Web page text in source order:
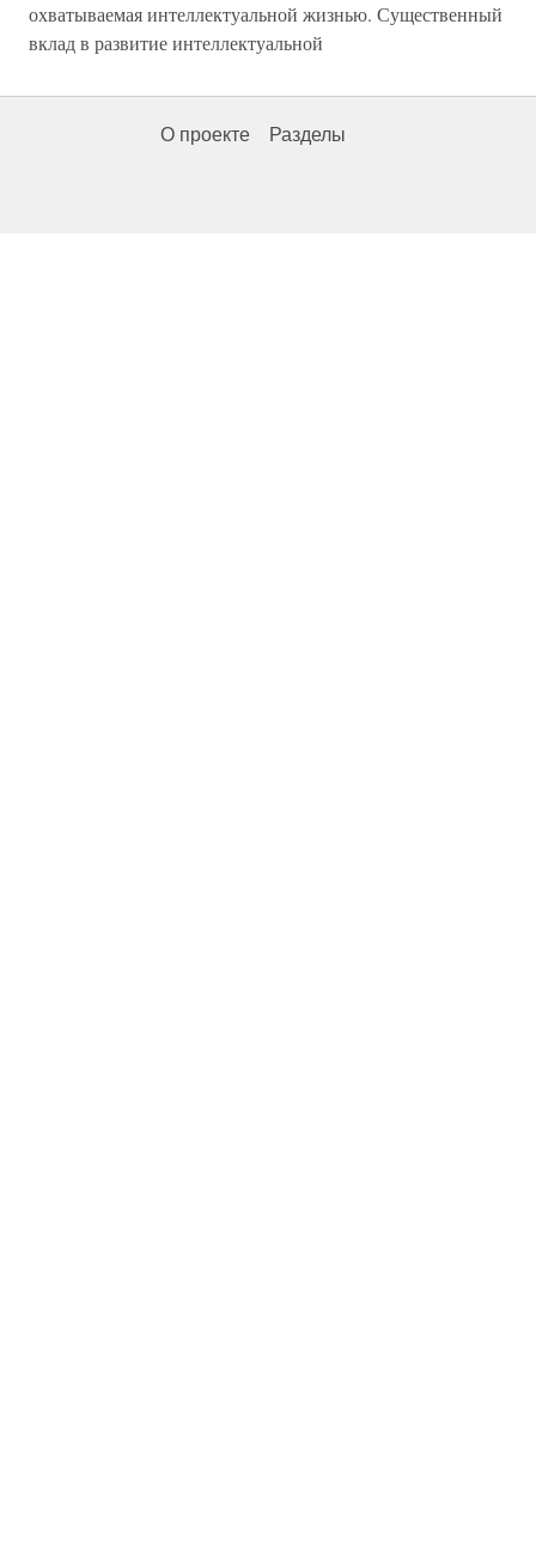
охватываемая интеллектуальной жизнью. Существенный
вклад в развитие интеллектуальной
О проекте Разделы